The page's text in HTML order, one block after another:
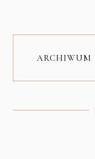
ARCHIWUM